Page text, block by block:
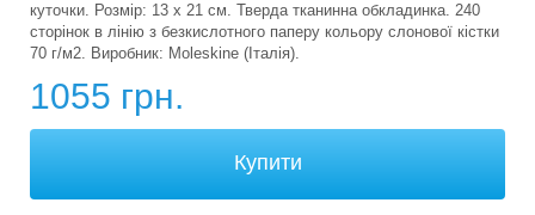
куточки. Розмір: 13 x 21 см. Тверда тканинна обкладинка. 240
сторінок в лінію з безкислотного паперу кольору слонової кістки
70 г/м2. Виробник: Moleskine (Італія).
1055 грн.